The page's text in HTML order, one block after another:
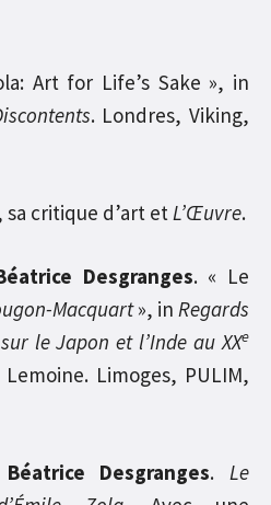
Art for Life’s Sake », in
. Londres, Viking,
critique d’art et L’Œuvre.
Desgranges. « Le
Macquart», inRegards
le Japon et l’Inde au XXe
Limoges, PULIM,
Béatrice Desgranges. Le